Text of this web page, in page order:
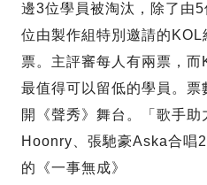
邊3位學員被淘汰，除了由
位由製作組特別邀請的
票。主評審每人有兩票，
最值得可以留低的學員。
開《聲秀》舞台。「歌手
Hoonry、張馳豪Aska合唱
的《一事無成》